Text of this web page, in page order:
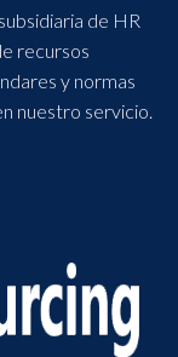
de HR
recursos
y normas
nuestro servicio.